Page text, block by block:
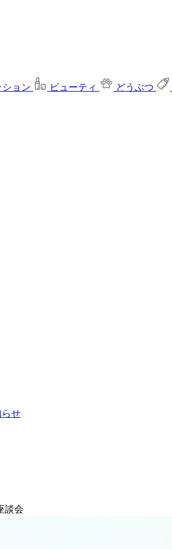
ション ビューティ どうぶつ
らせ
談会